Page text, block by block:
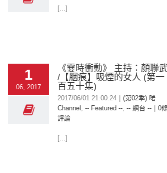
[...]
1
06, 2017
《霎時衝動》 主持：顏聯
/【胭痕】吸煙的女人 (第一
百五十集)
2017/06/01 21:00:24
(第02季) 啱
Channel , -- Featured --, -- 網台 --
0
評論
[...]